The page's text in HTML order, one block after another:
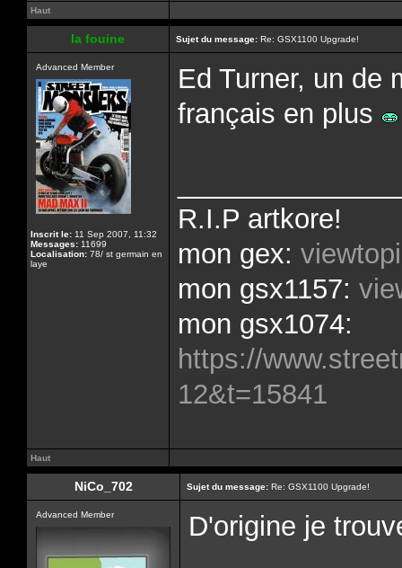
Haut
la fouine Sujet du message: Re: GSX1100 Upgrade!
Advanced Member
Inscrit le: 11 Sep 2007, 11:32
Messages: 11699
Localisation: 78/ st germain en
laye
Ed Turner, un de
français en plus
R.I.P artkore!
mon gex:
mon gsx1157:
mon gsx1074:
https://
12&t=15841
Haut
NiCo_702 Sujet du message: Re: GSX1100 Upgrade!
Advanced Member D'origine je